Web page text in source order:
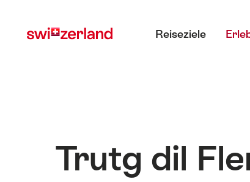
myswitzerland.com
Reiseziele
Trutg dil